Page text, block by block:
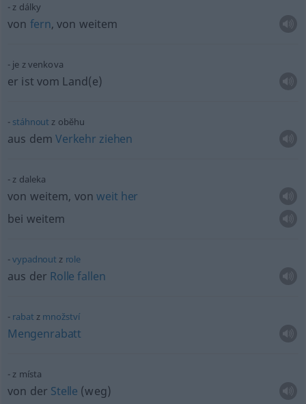
z dálky
von fern, von weitem
je z venkova
er ist vom Land(e)
stáhnout z obĕhu
aus demVerkehr ziehen
z daleka
von weitem, vonweit her
bei weitem
vypadnout z role
aus der Rolle fallen
rabat z množství
Mengenrabatt
z místa
von der Stelle (weg)